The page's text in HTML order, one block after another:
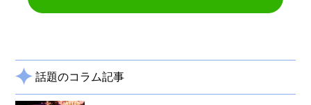
話題のコラム記事